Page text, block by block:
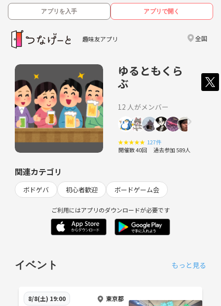
アプリを入手 アプリで開く
趣味友アプリ 全国
ゆるともくら
ぶ
12 人がメンバー
★★★★★ 127件
開催数 40回 過去参加 589人
関連カテゴリ
ボドゲバ 初心者歓迎 ボードゲーム会
ご利用にはアプリのダウンロードが必要です
イベント もっと見る
8/8(土) 19:00 東京都